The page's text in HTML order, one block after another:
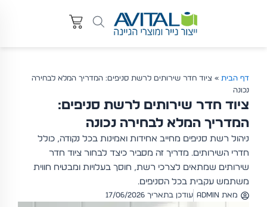
דף הבית » ציוד חדר שירותים לרשת סניפים: המדריך המלא לבחירה
נכונה
ציוד חדר שירותים לרשת סניפים:
המדריך המלא לבחירה נכונה
ניהול רשת סניפים מחייב אחידות ואמינות בכל נקודה, כולל
חדרי השירותים. מדריך זה מסביר כיצד לבחור ציוד חדר
שירותים שמתאים לצרכי רשת, חוסך בעלויות ומבטיח חווית
משתמש עקבית בכל הסניפים.
מאת admin עודכן בתאריך 17/06/2026